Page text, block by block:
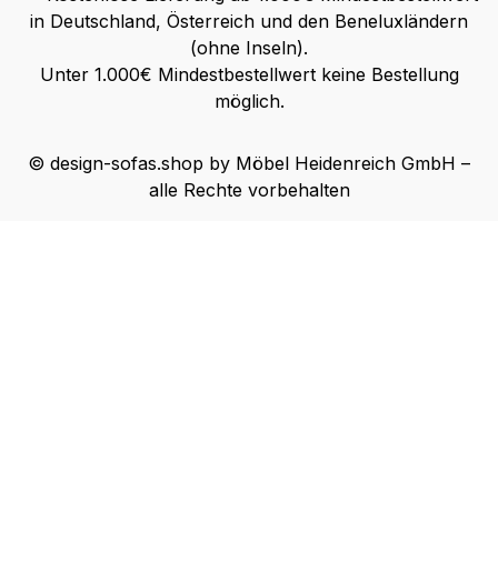
in Deutschland, Österreich und den Beneluxländern
(ohne Inseln).
Unter 1.000€ Mindestbestellwert keine Bestellung
möglich.
© design-sofas.shop by Möbel Heidenreich GmbH –
alle Rechte vorbehalten